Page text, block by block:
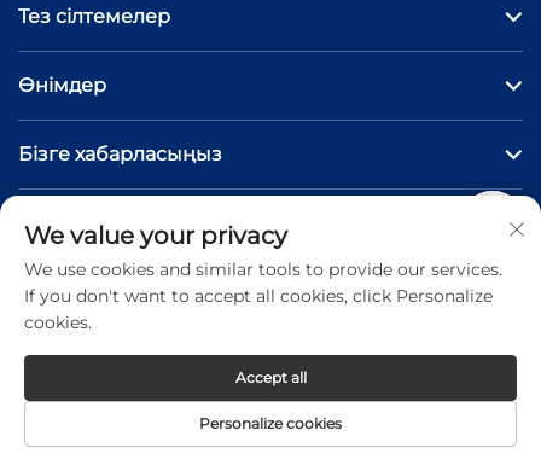
Тез сілтемелер
Өнімдер
Бізге хабарласыңыз
Copyright © 2026 Jinan Hongniu Machinery Equipment
Co.,Ltd. All rights reserved - Privacy Policy
We value your privacy
We use cookies and similar tools to provide our services.
If you don't want to accept all cookies, click Personalize
cookies.
Personalize cookies
Accept all